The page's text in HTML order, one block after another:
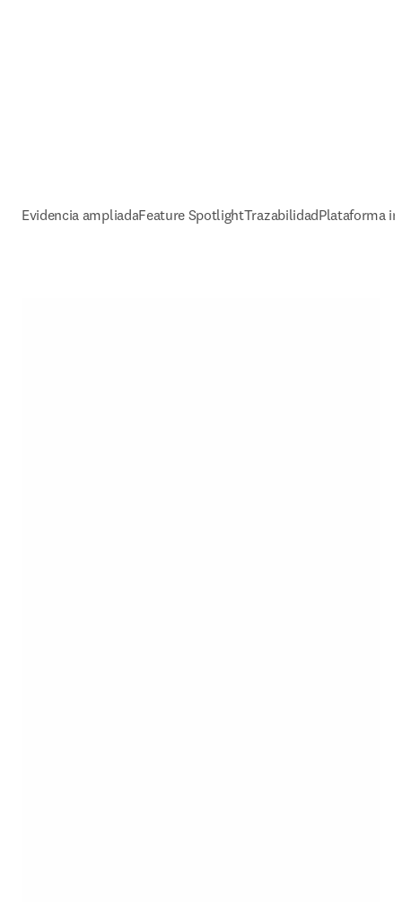
Evidencia ampliadaFeature SpotlightTrazabilidadPlataforma